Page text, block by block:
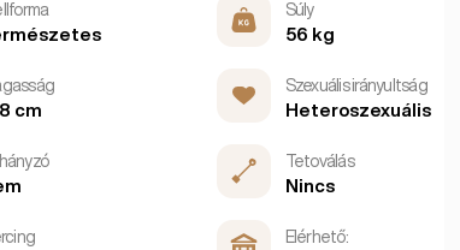
Súly
56 kg
cm
Szexuális irányultság
Heteroszexuális
Tetoválás
Nincs
Elérhető: